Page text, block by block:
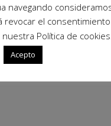
navegando
revocar el
Política de cookies.
Acepto